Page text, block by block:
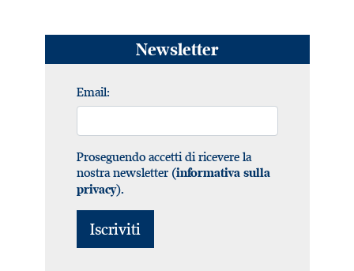
Newsletter
Email:
Proseguendo accetti di ricevere la
nostra newsletter (informativa sulla
privacy).